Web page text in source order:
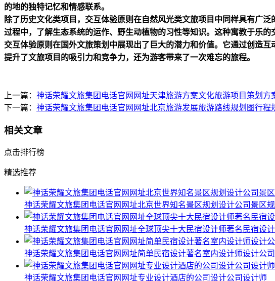
的地的独特记忆和情感联系。
除了历史文化类项目，交互体验原则在自然风光类文旅项目中同样具有广
过程中，了解生态系统的运作、野生动植物的习性等知识。这种寓教于乐
交互体验原则在国外文旅策划中展现出了巨大的潜力和价值。它通过创造
提升了文旅项目的吸引力和竞争力，还为游客带来了一次难忘的旅程。
上一篇： 神话荣耀文旅集团电话官网网址天津旅游方案文化旅游项目策划方
下一篇： 神话荣耀文旅集团电话官网网址北京旅游发展旅游路线规划图行
相关文章
点击排行榜
精选推荐
神话荣耀文旅集团电话官网网址北京世界知名景区规划设计公司景区
神话荣耀文旅集团电话官网网址全球顶尖十大民宿设计师著名民宿设
神话荣耀文旅集团电话官网网址简单民宿设计著名室内设计师设计公
神话荣耀文旅集团电话官网网址专业设计酒店的公司设计公司设计师